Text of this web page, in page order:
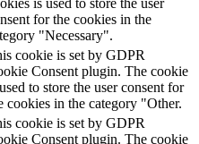
is used to store the user
for the cookies in the
"Necessary".
cookie is set by GDPR
Consent plugin. The cookie
to store the user consent for
cookies in the category "Other.
cookie is set by GDPR
Consent plugin. The cookie